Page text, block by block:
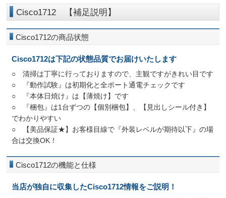
Cisco1712 【補足説明】
Cisco1712の商品状態
Cisco1712は下記の状態品質でお届けいたします
○ 清掃は丁寧に行っておりますので、主観ですがきれい目です
○ 『動作試験』は初期化と全ポート通電チェックです
○ 『本体日焼け』は【薄焼け】です
○ 『梱包』は1台ずつの【個別梱包】、【見出しシール付き】
でわかりやすい
○ 【美品保証★】お客様目線で『外装レベルが期待以下』の場
合は交換OK！
Cisco1712の機能と仕様
当店が独自に収集したCisco1712情報をご説明！